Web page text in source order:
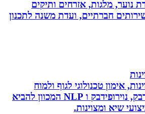
מלגות, אזרחים ותיקים
חברתיים, ועדת משנה לתכנון
טכנולוגי לגוף ולמוח
באמצעות ביופידבק, נוירופידבק ו NLP המכוון להביא
ומצוינות.